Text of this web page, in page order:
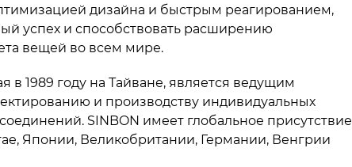
дизайна и быстрым реагированием,
успех и способствовать расширению
вещей во всем мире.
в 1989 году на Тайване, является ведущим
и производству индивидуальных
SINBON имеет глобальное присутствие
Японии, Великобритании, Германии, Венгрии